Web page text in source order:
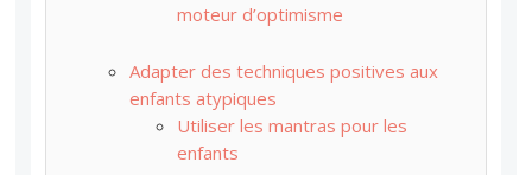
moteur d’optimisme
Adapter des techniques positives aux
enfants atypiques
Utiliser les mantras pour les
enfants